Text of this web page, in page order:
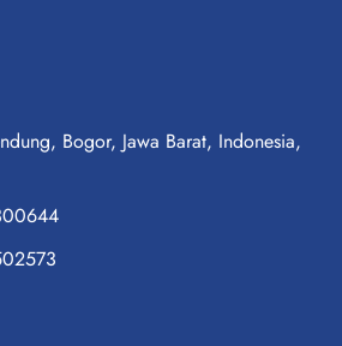
Bogor, Jawa Barat, Indonesia,